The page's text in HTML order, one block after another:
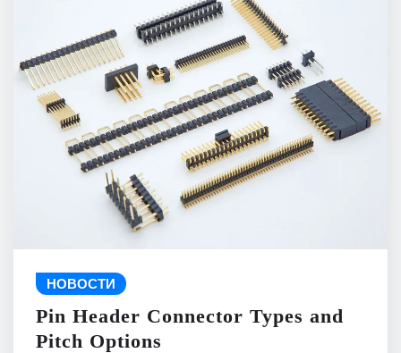
НОВОСТИ
Pin Header Connector Types and
Pitch Options